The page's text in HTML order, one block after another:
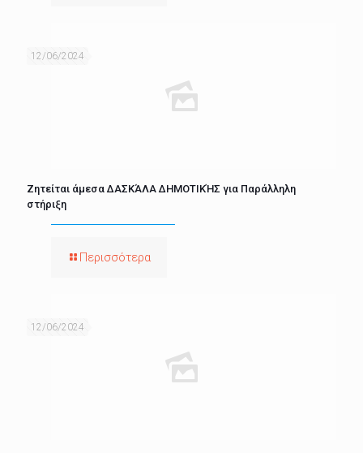
12/06/2024
Ζητείται άμεσα ΔΑΣΚΆΛΑ ΔΗΜΟΤΙΚΉΣ για Παράλληλη
στήριξη
Περισσότερα
12/06/2024